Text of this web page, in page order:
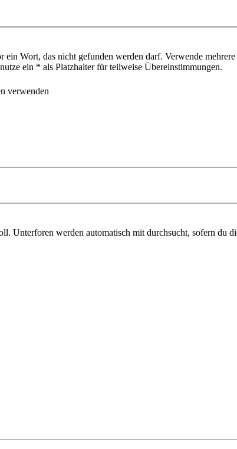
ein Wort, das nicht gefunden werden darf. Verwende
ein * als Platzhalter für teilweise Übereinstimmungen.
verwenden
Unterforen werden automatisch mit durchsucht, sofern du